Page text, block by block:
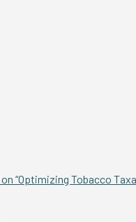
“Optimizing Tobacco